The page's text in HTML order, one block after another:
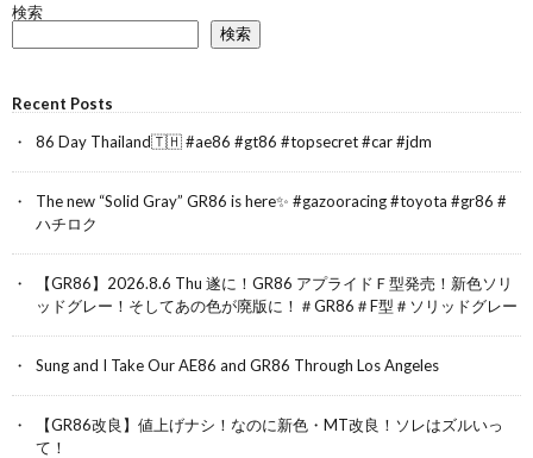
検索
検索
Recent Posts
86 Day Thailand🇹🇭 #ae86 #gt86 #topsecret #car #jdm
The new “Solid Gray” GR86 is here✨ #gazooracing #toyota #gr86 #
ハチロク
【GR86】2026.8.6 Thu 遂に！GR86 アプライドＦ型発売！新色ソリ
ッドグレー！そしてあの色が廃版に！＃GR86＃F型＃ソリッドグレー
Sung and I Take Our AE86 and GR86 Through Los Angeles
【GR86改良】値上げナシ！なのに新色・MT改良！ソレはズルいっ
て！